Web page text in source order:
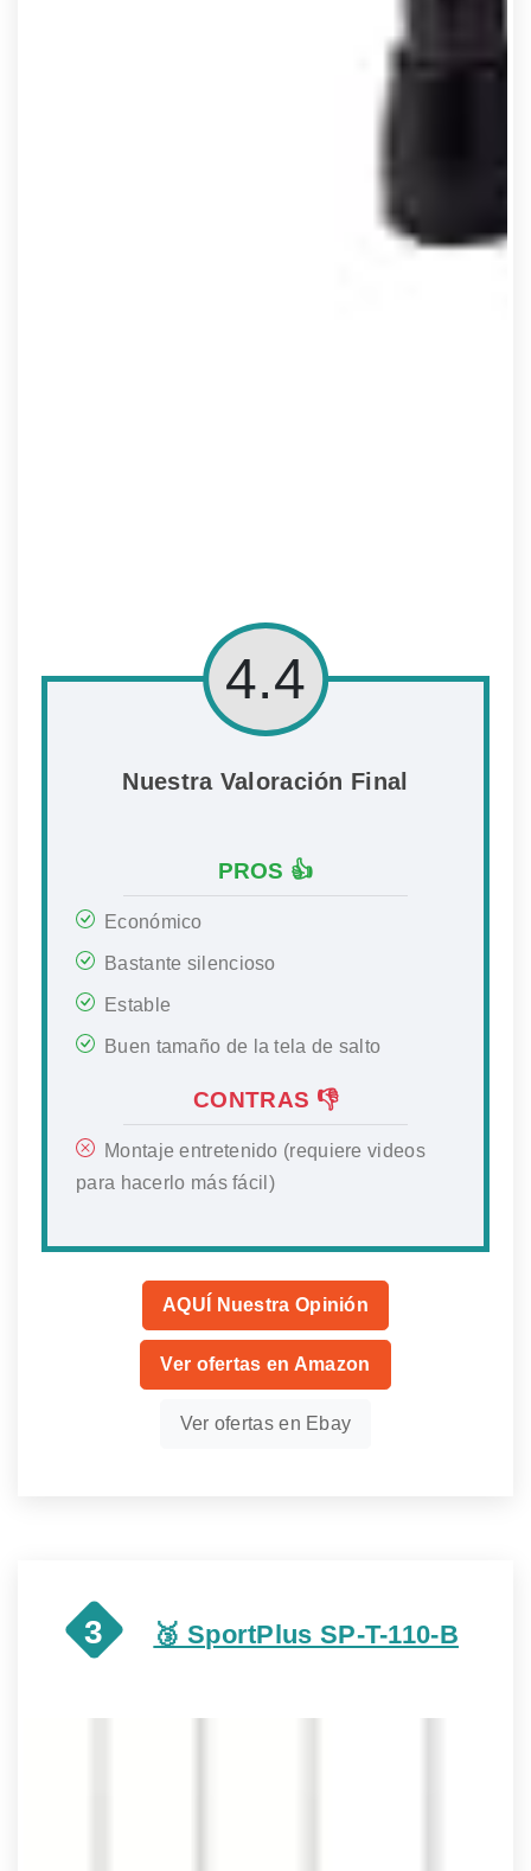
4.4
Nuestra Valoración Final
PROS 👍
Económico
Bastante silencioso
Estable
Buen tamaño de la tela de salto
CONTRAS 👎
Montaje entretenido (requiere videos
para hacerlo más fácil)
AQUÍ Nuestra Opinión
Ver ofertas en Amazon
Ver ofertas en Ebay
3 🥉 SportPlus SP-T-110-B